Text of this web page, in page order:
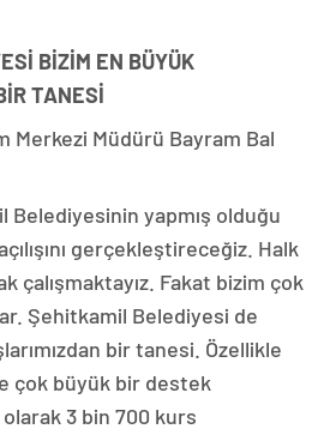
BİZİM EN BÜYÜK
TANESİ
Merkezi Müdürü Bayram Bal
Belediyesinin yapmış olduğu
gerçekleştireceğiz. Halk
çalışmaktayız. Fakat bizim çok
Şehitkamil Belediyesi de
bir tanesi. Özellikle
çok büyük bir destek
3 bin 700 kurs